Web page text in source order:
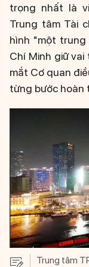
trọng nhất là
Trung tâm Tài
hình "một trung
Chí Minh giữ
mắt Cơ quan
từng bước hoàn
Trung tâm